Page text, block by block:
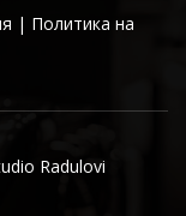
| Политика на
Radulovi